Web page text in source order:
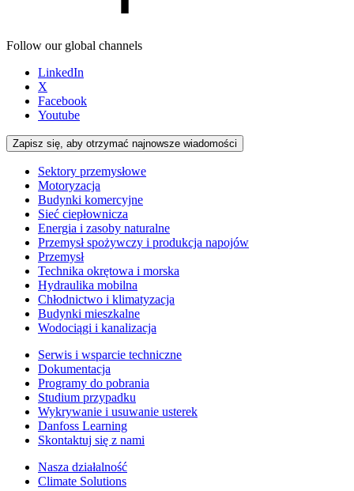
Follow our global channels
LinkedIn
X
Facebook
Youtube
Zapisz się, aby otrzymać najnowsze wiadomości
Sektory przemysłowe
Motoryzacja
Budynki komercyjne
Sieć ciepłownicza
Energia i zasoby naturalne
Przemysł spożywczy i produkcja napojów
Przemysł
Technika okrętowa i morska
Hydraulika mobilna
Chłodnictwo i klimatyzacja
Budynki mieszkalne
Wodociągi i kanalizacja
Serwis i wsparcie techniczne
Dokumentacja
Programy do pobrania
Studium przypadku
Wykrywanie i usuwanie usterek
Danfoss Learning
Skontaktuj się z nami
Nasza działalność
Climate Solutions